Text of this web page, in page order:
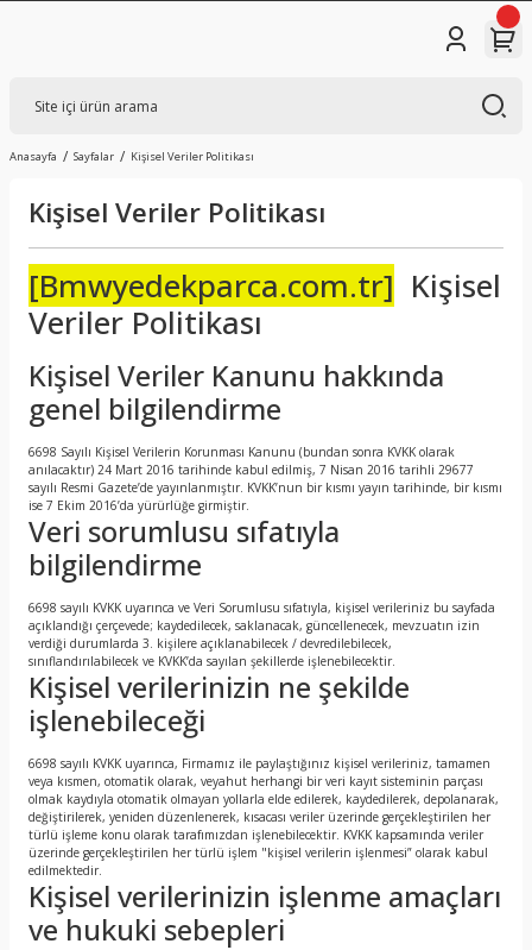
Anasayfa Sayfalar Kişisel Veriler Politikası
Kişisel Veriler Politikası
[Bmwyedekparca.com.tr] Kişisel
Veriler Politikası
Kişisel Veriler Kanunu hakkında
genel bilgilendirme
6698 Sayılı Kişisel Verilerin Korunması Kanunu (bundan sonra KVKK olarak
anılacaktır) 24 Mart 2016 tarihinde kabul edilmiş, 7 Nisan 2016 tarihli 29677
sayılı Resmi Gazete’de yayınlanmıştır. KVKK’nun bir kısmı yayın tarihinde, bir kısmı
ise 7 Ekim 2016’da yürürlüğe girmiştir.
Veri sorumlusu sıfatıyla
bilgilendirme
6698 sayılı KVKK uyarınca ve Veri Sorumlusu sıfatıyla, kişisel verileriniz bu sayfada
açıklandığı çerçevede; kaydedilecek, saklanacak, güncellenecek, mevzuatın izin
verdiği durumlarda 3. kişilere açıklanabilecek / devredilebilecek,
sınıflandırılabilecek ve KVKK’da sayılan şekillerde işlenebilecektir.
Kişisel verilerinizin ne şekilde
işlenebileceği
6698 sayılı KVKK uyarınca, Firmamız ile paylaştığınız kişisel verileriniz, tamamen
veya kısmen, otomatik olarak, veyahut herhangi bir veri kayıt sisteminin parçası
olmak kaydıyla otomatik olmayan yollarla elde edilerek, kaydedilerek, depolanarak,
değiştirilerek, yeniden düzenlenerek, kısacası veriler üzerinde gerçekleştirilen her
türlü işleme konu olarak tarafımızdan işlenebilecektir. KVKK kapsamında veriler
üzerinde gerçekleştirilen her türlü işlem "kişisel verilerin işlenmesi” olarak kabul
edilmektedir.
Kişisel verilerinizin işlenme amaçları
ve hukuki sebepleri